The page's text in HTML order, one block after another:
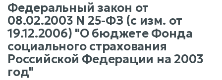
Федеральный закон от
08.02.2003 N 25-ФЗ (с изм. от
19.12.2006) "О бюджете Фонда
социального страхования
Российской Федерации на 2003
год"